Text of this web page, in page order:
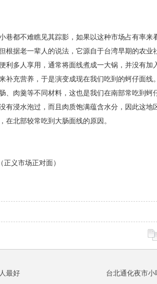
巷都不难瞧见其踪影，如果以这种市场占有率来
根据老一辈人的说法，它源自于台湾早期的农业
利多人享用，通常将面线煮成一大锅，并没有加
充营养，于是演变成现在我们吃到的蚵仔面线。
、肉羹等不同材料，这也是我们在南部常吃到蚵
有浸水泡过，而且肉质饱满蕴含水分，因此这地
在北部较常吃到大肠面线的原因。
义市场正对面）
最好
台北通化夜市